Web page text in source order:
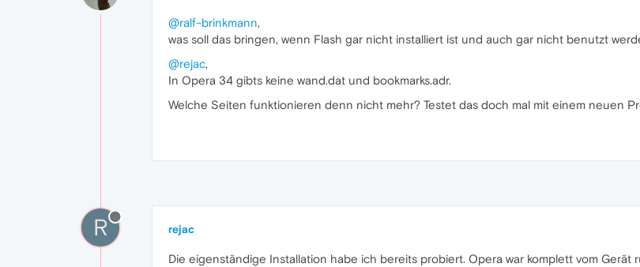
@ralf-brinkmann,
was soll das bringen, wenn Flash gar nicht installiert ist und auch gar nicht benutzt
@rejac,
In Opera 34 gibts keine wand.dat und bookmarks.adr.
Welche Seiten funktionieren denn nicht mehr? Testet das doch mal mit einem neuen
R rejac
Die eigenständige Installation habe ich bereits probiert. Opera war komplett vom Gerät